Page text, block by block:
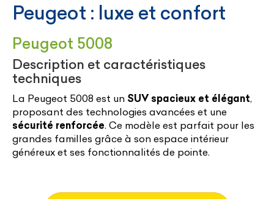
Peugeot : luxe et confort
Peugeot 5008
Description et caractéristiques
techniques
La Peugeot 5008 est un SUV spacieux et élégant,
proposant des technologies avancées et une
sécurité renforcée. Ce modèle est parfait pour les
grandes familles grâce à son espace intérieur
généreux et ses fonctionnalités de pointe.